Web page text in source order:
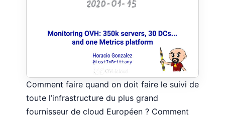
Comment faire quand on doit faire le suivi de
toute l’infrastructure du plus grand
fournisseur de cloud Européen ? Comment